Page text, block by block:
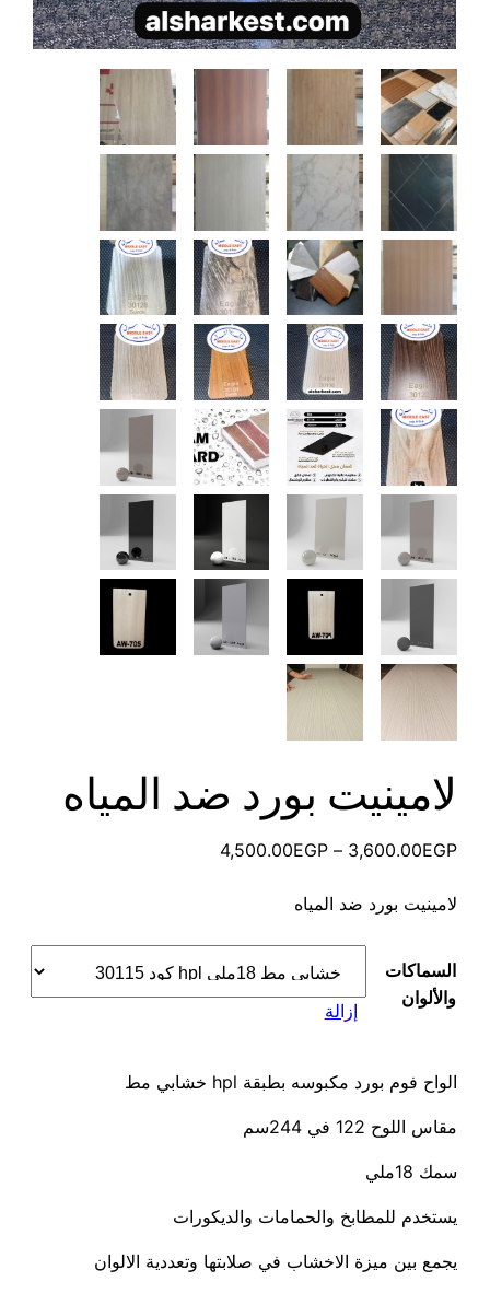
لامينيت بورد ضد المياه
3,600.00EGP
–
4,500.00EGP
⁦4,500.00EGP⁩
لامينيت بورد ضد المياه
السماكات
والألوان
إزالة
الواح فوم بورد مكبوسه بطبقة hpl خشابي مط
مقاس اللوح 122 في 244سم
سمك 18ملي
يستخدم للمطابخ والحمامات والديكورات
يجمع بين ميزة الاخشاب في صلابتها وتعددية الالوان